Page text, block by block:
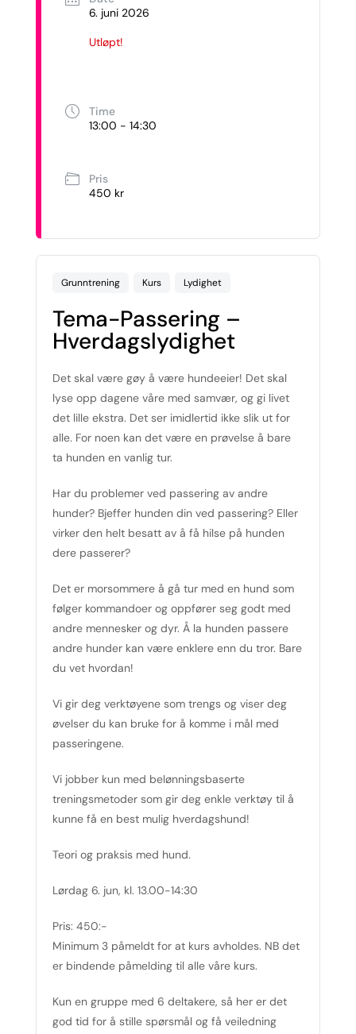
6. juni 2026
Utløpt!
Time
13:00 - 14:30
Pris
450 kr
Grunntrening Kurs Lydighet
Tema-Passering –
Hverdagslydighet
Det skal være gøy å være hundeeier! Det skal
lyse opp dagene våre med samvær, og gi livet
det lille ekstra. Det ser imidlertid ikke slik ut for
alle. For noen kan det være en prøvelse å bare
ta hunden en vanlig tur.
Har du problemer ved passering av andre
hunder? Bjeffer hunden din ved passering? Eller
virker den helt besatt av å få hilse på hunden
dere passerer?
Det er morsommere å gå tur med en hund som
følger kommandoer og oppfører seg godt med
andre mennesker og dyr. Å la hunden passere
andre hunder kan være enklere enn du tror. Bare
du vet hvordan!
Vi gir deg verktøyene som trengs og viser deg
øvelser du kan bruke for å komme i mål med
passeringene.
Vi jobber kun med belønningsbaserte
treningsmetoder som gir deg enkle verktøy til å
kunne få en best mulig hverdagshund!
Teori og praksis med hund.
Lørdag 6. jun, kl. 13.00-14:30
Pris: 450:-
Minimum 3 påmeldt for at kurs avholdes. NB det
er bindende påmelding til alle våre kurs.
Kun en gruppe med 6 deltakere, så her er det
god tid for å stille spørsmål og få veiledning